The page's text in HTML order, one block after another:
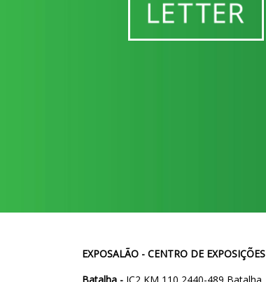
EXPOSALÃO - CENTRO DE EXPOSIÇÕES